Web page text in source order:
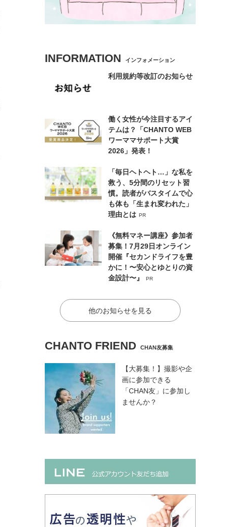
INFORMATION インフォメーション
利用規約等改訂のお知らせ
働く女性が今注目するアイ
テムは？「CHANTO WEB
ワーママサポート大賞
2026」発表！
「毎日ヘトヘト…」な私を
救う、5分間のリセット習
慣。読者がバスタイムで心
も体も「生まれ変われた」
理由とは PR
《無料マネー講座》参加者
募集！7月29日オンライン
開催『セカンドライフを豊
かに！〜安心とゆとりの資
金設計〜』
PR
他のお知らせを見る
CHANTO FRIEND CHAN友募集
【大募集！】撮影や企
画に参加できる
「CHAN友」に参加し
ませんか？